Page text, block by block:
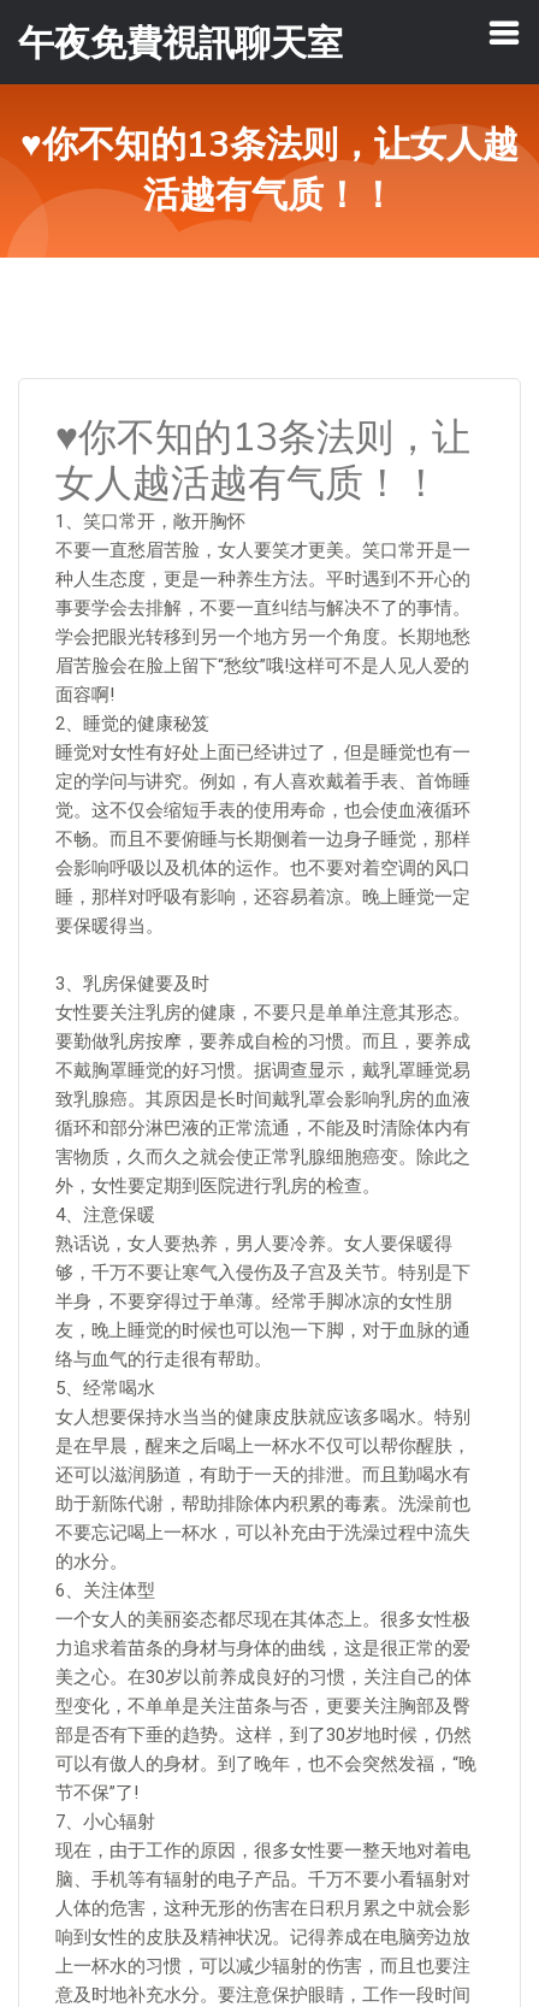
午夜免費視訊聊天室
♥你不知的13条法则，让女人越
活越有气质！！
♥你不知的13条法则，让
女人越活越有气质！！
1、笑口常开，敞开胸怀
不要一直愁眉苦脸，女人要笑才更美。笑口常开是一
种人生态度，更是一种养生方法。平时遇到不开心的
事要学会去排解，不要一直纠结与解决不了的事情。
学会把眼光转移到另一个地方另一个角度。长期地愁
眉苦脸会在脸上留下“愁纹”哦!这样可不是人见人爱的
面容啊!
2、睡觉的健康秘笈
睡觉对女性有好处上面已经讲过了，但是睡觉也有一
定的学问与讲究。例如，有人喜欢戴着手表、首饰睡
觉。这不仅会缩短手表的使用寿命，也会使血液循环
不畅。而且不要俯睡与长期侧着一边身子睡觉，那样
会影响呼吸以及机体的运作。也不要对着空调的风口
睡，那样对呼吸有影响，还容易着凉。晚上睡觉一定
要保暖得当。
3、乳房保健要及时
女性要关注乳房的健康，不要只是单单注意其形态。
要勤做乳房按摩，要养成自检的习惯。而且，要养成
不戴胸罩睡觉的好习惯。据调查显示，戴乳罩睡觉易
致乳腺癌。其原因是长时间戴乳罩会影响乳房的血液
循环和部分淋巴液的正常流通，不能及时清除体内有
害物质，久而久之就会使正常乳腺细胞癌变。除此之
外，女性要定期到医院进行乳房的检查。
4、注意保暖
熟话说，女人要热养，男人要冷养。女人要保暖得
够，千万不要让寒气入侵伤及子宫及关节。特别是下
半身，不要穿得过于单薄。经常手脚冰凉的女性朋
友，晚上睡觉的时候也可以泡一下脚，对于血脉的通
络与血气的行走很有帮助。
5、经常喝水
女人想要保持水当当的健康皮肤就应该多喝水。特别
是在早晨，醒来之后喝上一杯水不仅可以帮你醒肤，
还可以滋润肠道，有助于一天的排泄。而且勤喝水有
助于新陈代谢，帮助排除体内积累的毒素。洗澡前也
不要忘记喝上一杯水，可以补充由于洗澡过程中流失
的水分。
6、关注体型
一个女人的美丽姿态都尽现在其体态上。很多女性极
力追求着苗条的身材与身体的曲线，这是很正常的爱
美之心。在30岁以前养成良好的习惯，关注自己的体
型变化，不单单是关注苗条与否，更要关注胸部及臀
部是否有下垂的趋势。这样，到了30岁地时候，仍然
可以有傲人的身材。到了晚年，也不会突然发福，“晚
节不保”了!
7、小心辐射
现在，由于工作的原因，很多女性要一整天地对着电
脑、手机等有辐射的电子产品。千万不要小看辐射对
人体的危害，这种无形的伤害在日积月累之中就会影
响到女性的皮肤及精神状况。记得养成在电脑旁边放
上一杯水的习惯，可以减少辐射的伤害，而且也要注
意及时地补充水分。要注意保护眼睛，工作一段时间